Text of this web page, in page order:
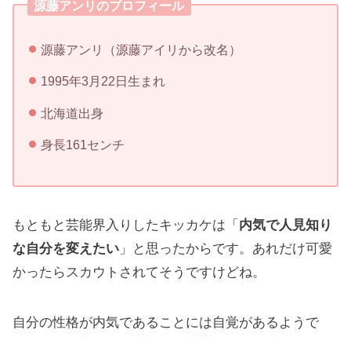
源藤アンリのプロフィール
源藤アンリ（源藤アイリから改名）
1995年3月22日生まれ
北海道出身
身長161センチ
もともと芸能界入りしたキッカケは「内気で人見知り
な自分を変えたい 」と思ったからです。あれだけ可愛
かったらスカウトされてそうですけどね。
自分の性格が内気であることには自覚があるようで